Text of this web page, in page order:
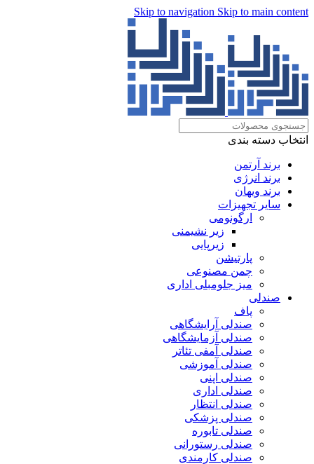
Skip to navigation Skip to main content
انتخاب دسته بندی
برند آرتمن
برند انرژی
برند ویهان
سایر تجهیزات
ارگونومی
زیر نشیمنی
زیرپایی
پارتیشن
چمن مصنوعی
میز جلومبلی اداری
صندلی
پاف
صندلی آرایشگاهی
صندلی آزمایشگاهی
صندلی آمفی تئاتر
صندلی آموزشی
صندلی اپنی
صندلی اداری
صندلی انتظار
صندلی پزشکی
صندلی تابوره
صندلی رستورانی
صندلی کارمندی